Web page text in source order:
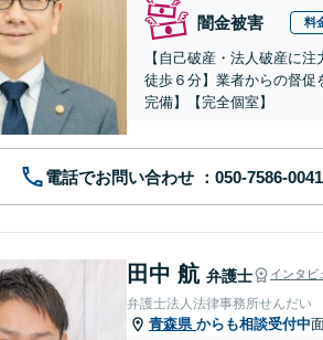
闇金被害 料
【自己破産・法人破産に
徒歩６分】業者からの督促
完備】【完全個室】
電話でお問い合わせ
田中 航 弁護士 インタビ
弁護士法人法律事務所せんだい
青森県 からも相談受付中